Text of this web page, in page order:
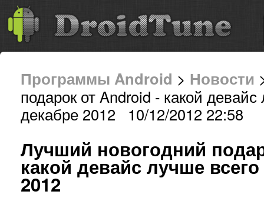
Программы Android > Новости
подарок от Android - какой
декабре 2012 10/12/2012 22:58
Лучший новогодний
какой девайс лучше
2012